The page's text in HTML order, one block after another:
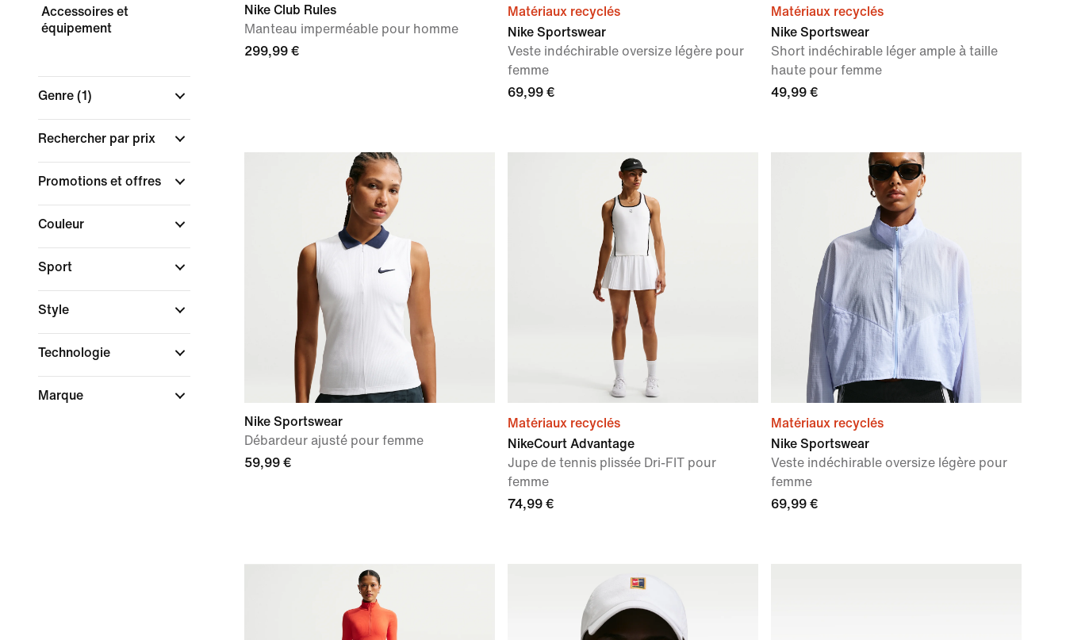
Accessoires et
équipement
Genre (1)
Rechercher par prix
Promotions et offres
Couleur
Sport
Style
Technologie
Marque
Nike Club Rules
Manteau imperméable pour homme
299,99 €
Matériaux recyclés
Nike Sportswear
Veste indéchirable oversize légère pour
femme
69,99 €
Matériaux recyclés
Nike Sportswear
Short indéchirable léger ample à taille
haute pour femme
49,99 €
Nike Sportswear
Débardeur ajusté pour femme
59,99 €
Matériaux recyclés
NikeCourt Advantage
Jupe de tennis plissée Dri-FIT pour
femme
74,99 €
Matériaux recyclés
Nike Sportswear
Veste indéchirable oversize légère pour
femme
69,99 €